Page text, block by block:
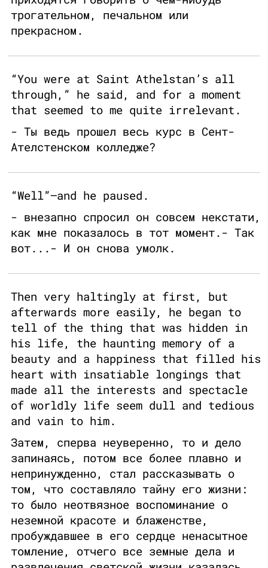
трогательном, печальном или
прекрасном.
“You were at Saint Athelstan’s all
through,” he said, and for a moment
that seemed to me quite irrelevant.
- Ты ведь прошел весь курс в Сент-
Ателстенском колледже?
“Well”—and he paused.
- внезапно спросил он совсем некстати,
как мне показалось в тот момент.- Так
вот...- И он снова умолк.
Then very haltingly at first, but
afterwards more easily, he began to
tell of the thing that was hidden in
his life, the haunting memory of a
beauty and a happiness that filled his
heart with insatiable longings that
made all the interests and spectacle
of worldly life seem dull and tedious
and vain to him.
Затем, сперва неуверенно, то и дело
запинаясь, потом все более плавно и
непринужденно, стал рассказывать о
том, что составляло тайну его жизни:
то было неотвязное воспоминание о
неземной красоте и блаженстве,
пробуждавшее в его сердце ненасытное
томление, отчего все земные дела и